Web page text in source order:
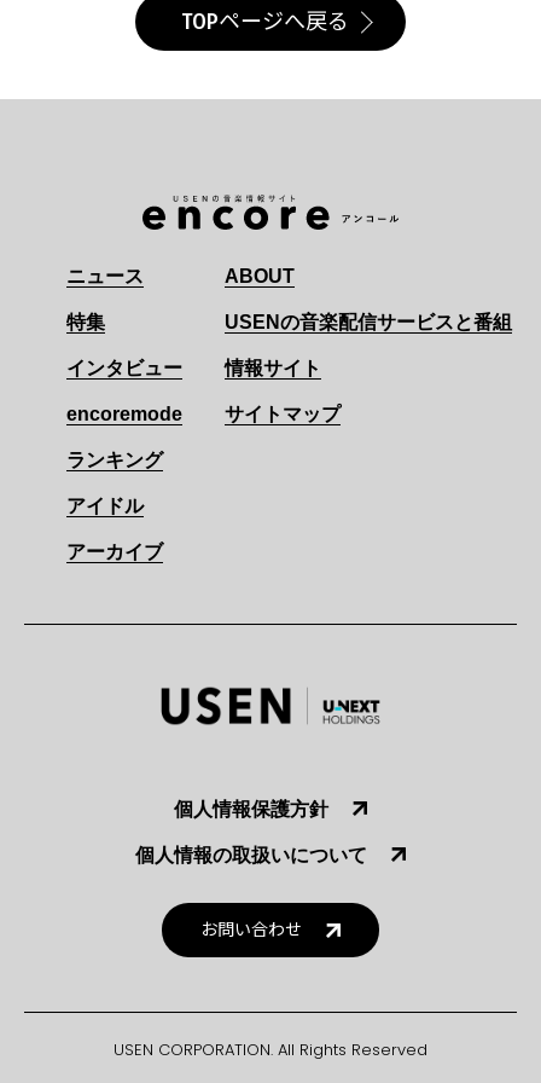
TOPページへ戻る
ニュース
特集
インタビュー
encoremode
ランキング
アイドル
アーカイブ
ABOUT
USENの音楽配信サービスと番組
情報サイト
サイトマップ
個人情報保護方針
個人情報の取扱いについて
お問い合わせ
USEN CORPORATION. All Rights Reserved